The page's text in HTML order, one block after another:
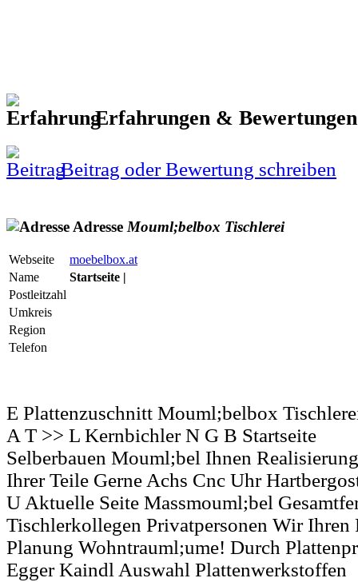
Erfahrungen &
Beitrag oder Bewertung schreiben
Adresse Mouml;belbox Tischlerei
Webseite
moebelbox.at
Name
Startseite |
Postleitzahl
Umkreis
Region
Telefon
E Plattenzuschnitt Mouml;belbox
A T >> L Kernbichler N G B Startseite
Selberbauen Mouml;bel Ihnen Realisierung
Ihrer Teile Gerne Achs Cnc Uhr
U Aktuelle Seite Massmouml;bel
Tischlerkollegen Privatpersonen Wir Ihren
Planung Wohntrauml;ume! Durch
Egger Kaindl Auswahl Plattenwerkstoffen